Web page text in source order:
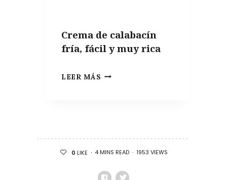
Crema de calabacín
fría, fácil y muy rica
LEER MÁS CREMA
RICA
0 LIKE 4 MINS READ 1953 VIEWS